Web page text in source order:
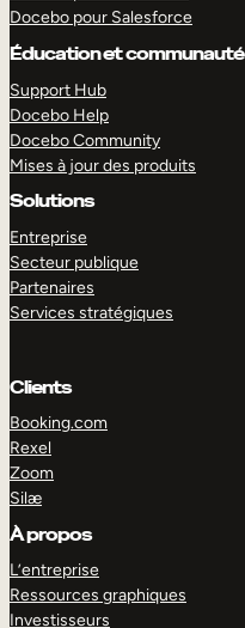
Docebo pour Salesforce
Éducation et communauté
Support Hub
Docebo Help
Docebo Community
Mises à jour des produits
Solutions
Entreprise
Secteur publique
Partenaires
Services stratégiques
Clients
Booking.com
Rexel
Zoom
Silæ
À propos
L’entreprise
Ressources graphiques
Investisseurs